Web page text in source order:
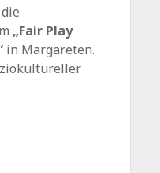
„Fair Play
in Margareten.